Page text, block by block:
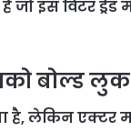
इस विंटर ड्रेंड
बोल्ड लुक
एक्टर